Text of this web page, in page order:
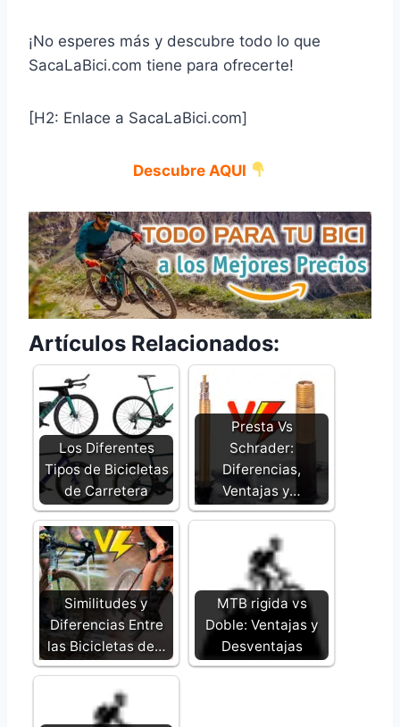
¡No esperes más y descubre todo lo que
SacaLaBici.com tiene para ofrecerte!
[H2: Enlace a SacaLaBici.com]
Descubre AQUI
Artículos Relacionados:
Los Diferentes
Tipos de Bicicletas
de Carretera
Presta Vs
Schrader:
Diferencias,
Ventajas y…
Similitudes y
Diferencias Entre
las Bicicletas de…
MTB rigida vs
Doble: Ventajas y
Desventajas